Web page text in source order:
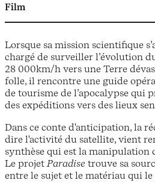
Film
Lorsque sa mission scientifique
chargé de surveiller l’évolution
28 000km/h vers une Terre
folle, il rencontre une guide
de tourisme de l’apocalypse qui
des expéditions vers des lieux
Dans ce conte d'anticipation, la
dire l'activité du satellite, vient
synthèse qui est la manipulation
Le projet Paradise trouve sa
entre le sujet et le matériau qui